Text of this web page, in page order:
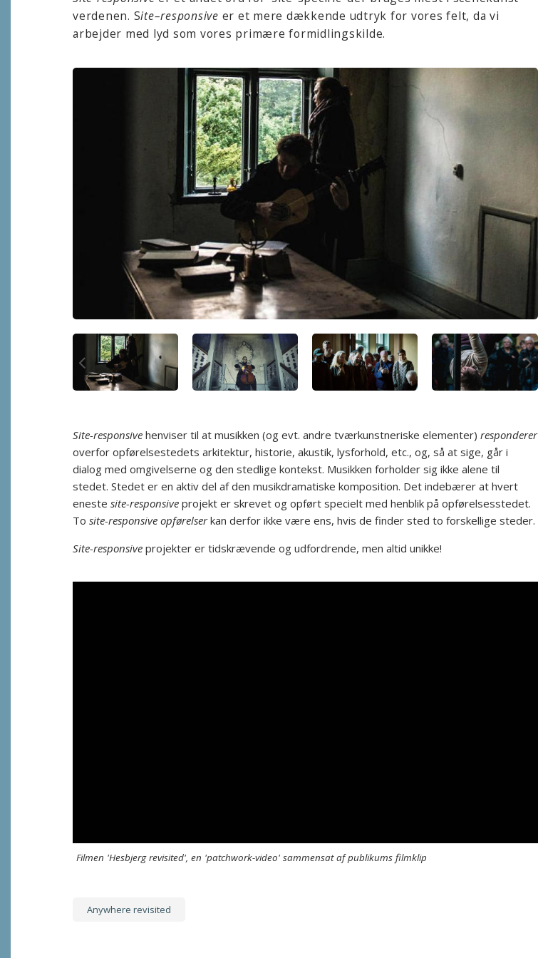
verdenen. Site–responsive er et mere dækkende udtryk for vores felt, da vi
arbejder med lyd som vores primære formidlingskilde.
Site-responsive henviser til at musikken (og evt. andre tværkunstneriske elementer) responderer
overfor opførelsestedets arkitektur, historie, akustik, lysforhold, etc., og, så at sige, går i
dialog med omgivelserne og den stedlige kontekst. Musikken forholder sig ikke alene til
stedet. Stedet er en aktiv del af den musikdramatiske komposition. Det indebærer at hvert
eneste site-responsive projekt er skrevet og opført specielt med henblik på opførelsesstedet.
To site-responsive opførelserkan derfor ikke være ens, hvis de finder sted to forskellige steder.
Site-responsive projekter er tidskrævende og udfordrende, men altid unikke!
Filmen 'Hesbjerg revisited', en 'patchwork-video' sammensat af publikums filmklip
Anywhere revisited